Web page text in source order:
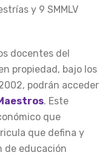
y 9 SMMLV
docentes del
propiedad, bajo los
podrán acceder
. Este
que
que defina y
de educación